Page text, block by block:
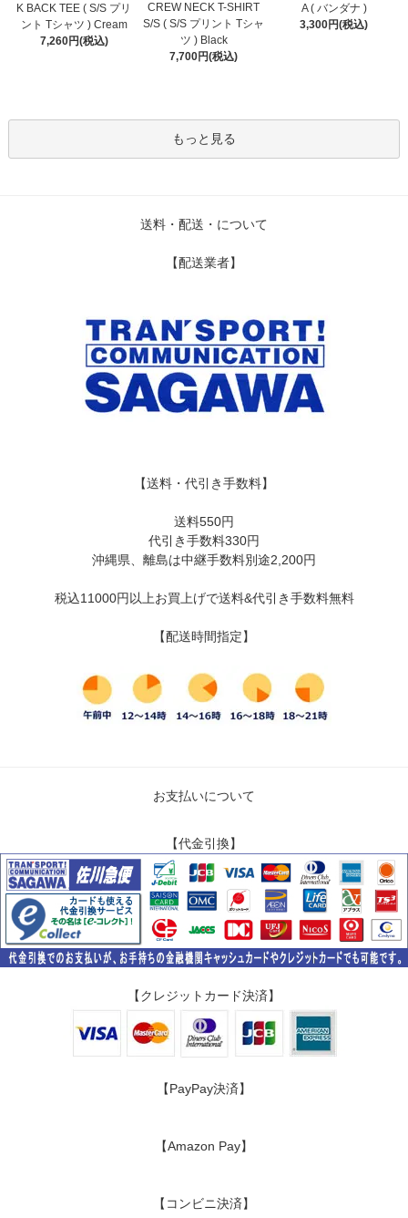
K BACK TEE ( S/S プリ
ント Tシャツ ) Cream
7,260円(税込)
CREW NECK T-SHIRT
S/S ( S/S プリント Tシャ
ツ ) Black
7,700円(税込)
A ( バンダナ )
3,300円(税込)
もっと見る
送料・配送・について
【配送業者】
【送料・代引き手数料】
送料550円
代引き手数料330円
沖縄県、離島は中継手数料別途2,200円
税込11000円以上お買上げで送料&代引き手数料無料
【配送時間指定】
お支払いについて
【代金引換】
【クレジットカード決済】
【PayPay決済】
【Amazon Pay】
【コンビニ決済】